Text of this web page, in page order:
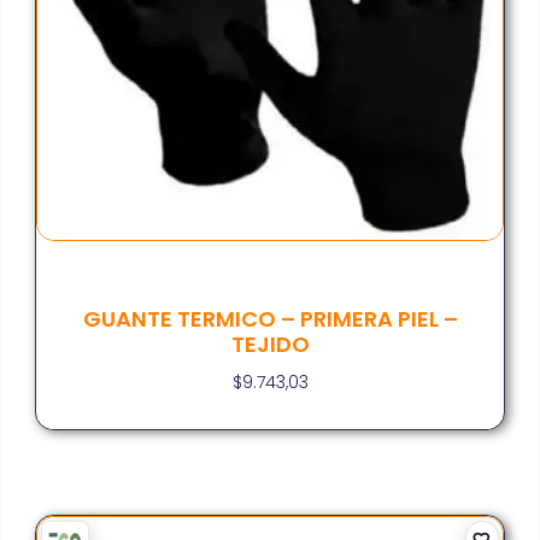
GUANTE TERMICO – PRIMERA PIEL –
TEJIDO
$9.743,03